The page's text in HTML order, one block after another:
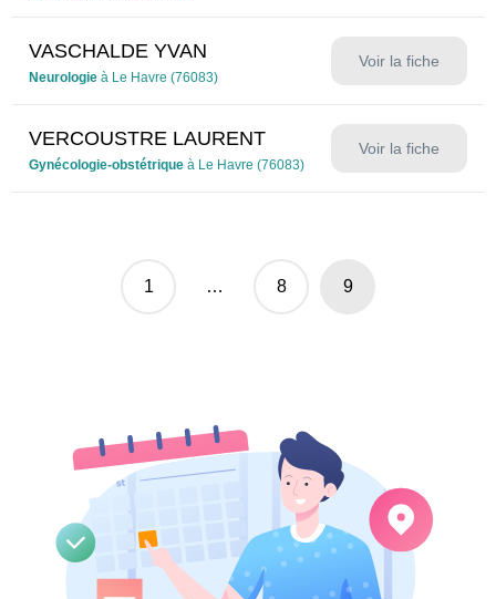
VASCHALDE YVAN
Neurologie à Le Havre (76083)
Voir la fiche
VERCOUSTRE LAURENT
Gynécologie-obstétrique à Le Havre (76083)
Voir la fiche
1 … 8 9